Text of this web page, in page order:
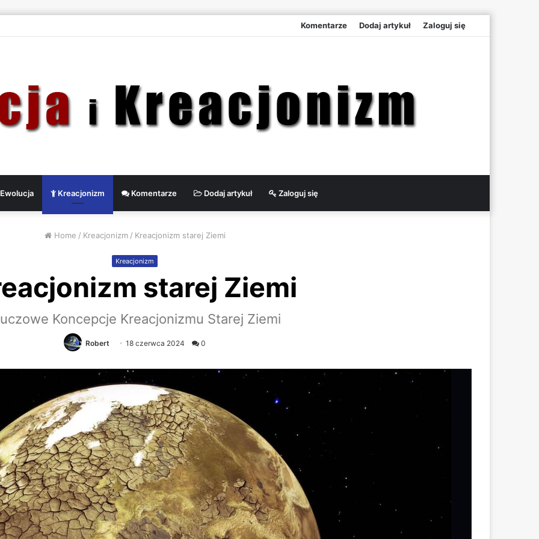
Komentarze Dodaj artykuł Zaloguj się
Kreacjonizm Komentarze Dodaj artykuł Zaloguj się
Home / Kreacjonizm / Kreacjonizm starej Ziemi
Kreacjonizm
starej Ziemi
Koncepcje Kreacjonizmu Starej Ziemi
Robert 18 czerwca 2024 0